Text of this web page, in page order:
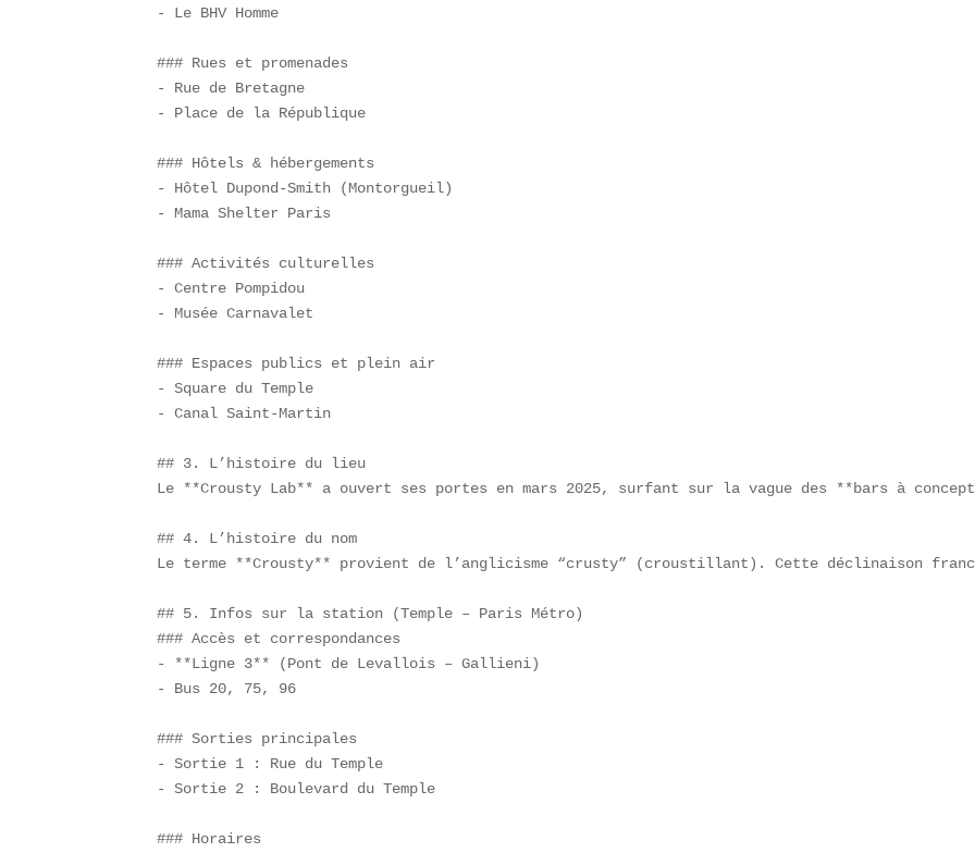
- Le BHV Homme
### Rues et promenades
- Rue de Bretagne
- Place de la République
### Hôtels & hébergements
- Hôtel Dupond-Smith (Montorgueil)
- Mama Shelter Paris
### Activités culturelles
- Centre Pompidou
- Musée Carnavalet
### Espaces publics et plein air
- Square du Temple
- Canal Saint-Martin
## 3. L’histoire du lieu
Le **Crousty Lab** a ouvert ses portes en mars 2025, surfant sur la vague des **bars à
## 4. L’histoire du nom
Le terme **Crousty** provient de l’anglicisme “crusty” (croustillant). Cette déclinaison
## 5. Infos sur la station (Temple – Paris Métro)
### Accès et correspondances
- **Ligne 3** (Pont de Levallois – Gallieni)
- Bus 20, 75, 96
### Sorties principales
- Sortie 1 : Rue du Temple
- Sortie 2 : Boulevard du Temple
### Horaires